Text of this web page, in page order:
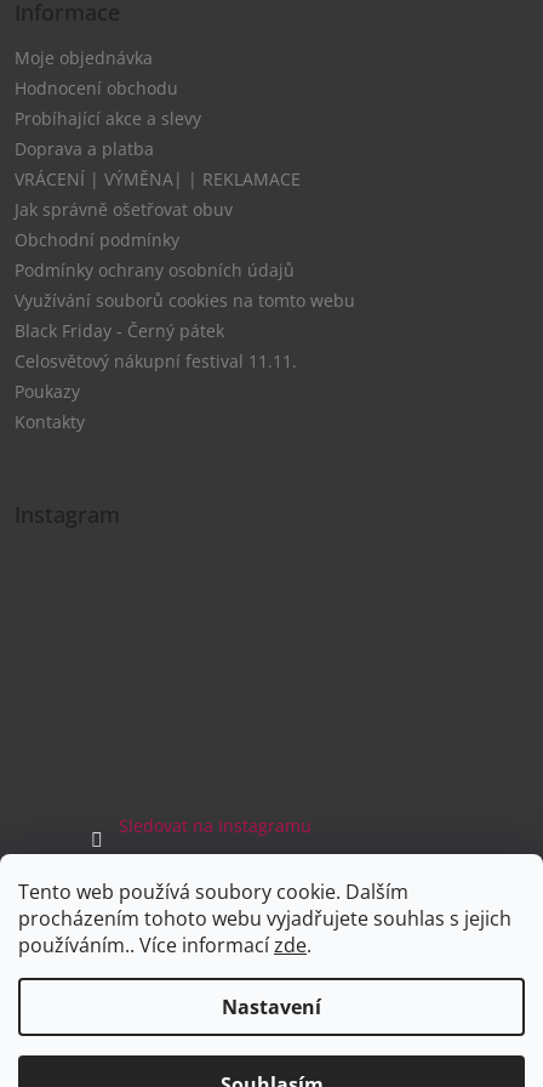
Tento web používá soubory cookie. Dalším
procházením tohoto webu vyjadřujete souhlas s jejich
používáním.. Více informacízde.
Nastavení
Informace
Moje objednávka
Hodnocení obchodu
Probíhající akce a slevy
Doprava a platba
VRÁCENÍ | VÝMĚNA| | REKLAMACE
Jak správně ošetřovat obuv
Obchodní podmínky
Podmínky ochrany osobních údajů
Využívání souborů cookies na tomto webu
Black Friday - Černý pátek
Celosvětový nákupní festival 11.11.
Poukazy
Kontakty
Instagram
Sledovat na Instagramu
Facebook
Vytvořil Shoptet